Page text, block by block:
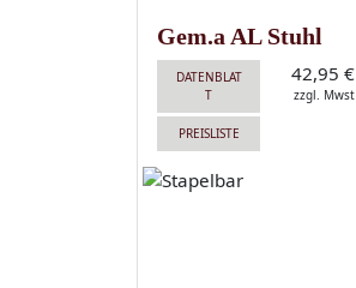
Gem.a AL Stuhl
DATENBLAT
T
PREISLISTE
42,95 €
zzgl. Mwst